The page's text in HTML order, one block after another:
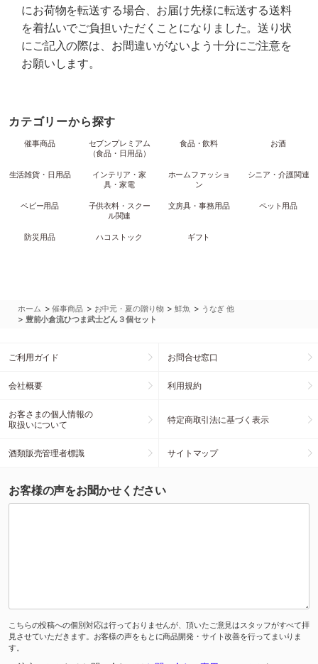
にお荷物を転送する場合、お届け先様に転送する送料
を着払いでご負担いただくことになりました。送り状
にご記入の際は、お間違いがないよう十分にご注意を
お願いします。
カテゴリーから探す
催事商品
セブンプレミアム
（食品・日用品）
食品・飲料 お酒
生活雑貨・日用品
インテリア・家
具・家電
ホームファッショ
ン
シニア・介護関連
ベビー用品
子供衣料・スクー
ル関連
文房具・事務用品 ペット用品
防災用品 ハコストック ギフト
ホーム >催事商品 > お中元・夏の贈り物 >鮮魚 > うなぎ 他
> 豊前小倉流ひつま武士どん３個セット
ご利用ガイド お問合せ窓口
会社概要 利用規約
お客さまの個人情報の
取扱いについて
特定商取引法に基づく表示
酒類販売管理者標識 サイトマップ
お客様の声をお聞かせください
こちらの投稿への個別対応は行っておりませんが、頂いたご意見はスタッフがすべて拝
見させていただきます。お客様の声をもとに商品開発・サイト改善を行ってまいりま
す。